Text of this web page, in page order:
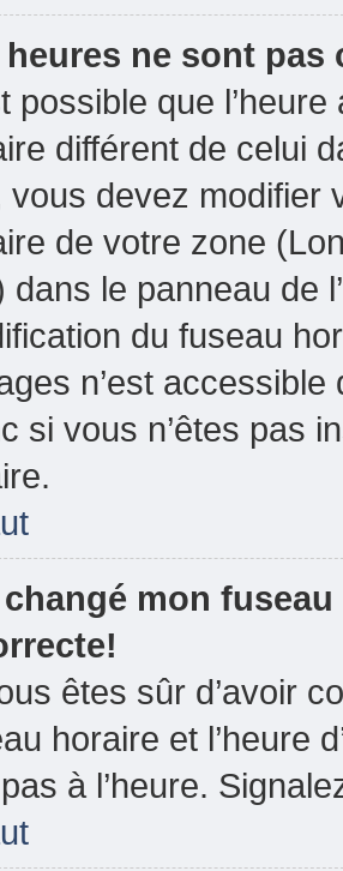
heures ne sont pas
possible que
différent de celui
vous devez modifier
de votre zone
dans le panneau de
du fuseau
n’est
si vous n’êtes pas
changé mon
êtes sûr d’avoir
horaire et l’heure
à l’heure.